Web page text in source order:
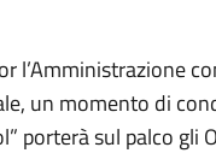
l’Amministrazione
un momento di
porterà sul palco